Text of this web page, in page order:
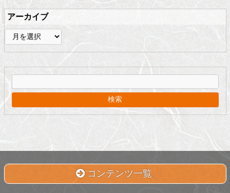
アーカイブ
ア
ー
カ
イ
ブ
コンテンツ一覧